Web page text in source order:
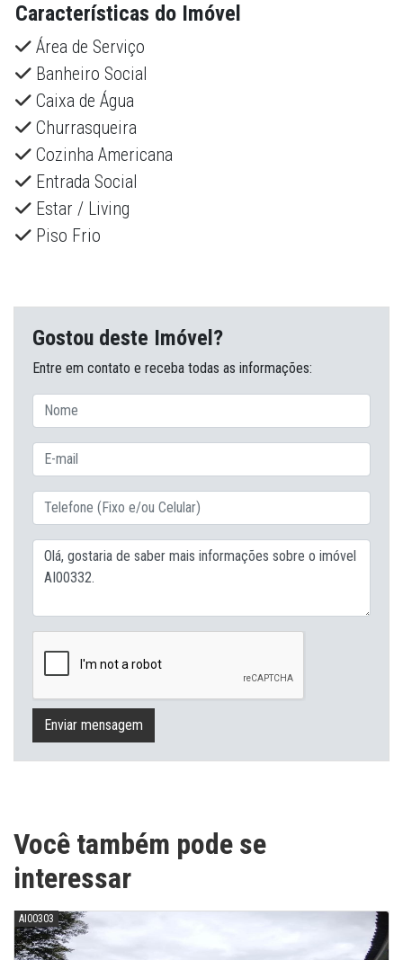
Características do Imóvel
Área de Serviço
Banheiro Social
Caixa de Água
Churrasqueira
Cozinha Americana
Entrada Social
Estar / Living
Piso Frio
Gostou deste Imóvel?
Entre em contato e receba todas as informações:
Enviar mensagem
Você também pode se
interessar
AI00303